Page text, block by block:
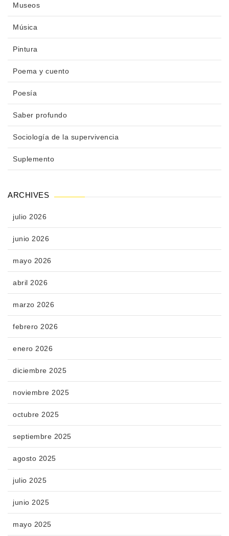
Museos
Música
Pintura
Poema y cuento
Poesía
Saber profundo
Sociología de la supervivencia
Suplemento
ARCHIVES
julio 2026
junio 2026
mayo 2026
abril 2026
marzo 2026
febrero 2026
enero 2026
diciembre 2025
noviembre 2025
octubre 2025
septiembre 2025
agosto 2025
julio 2025
junio 2025
mayo 2025